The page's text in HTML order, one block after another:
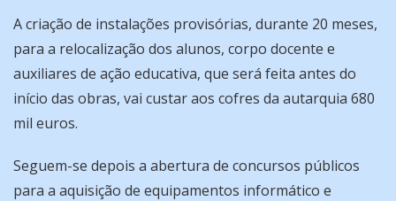
A criação de instalações provisórias, durante 20 meses,
para a relocalização dos alunos, corpo docente e
auxiliares de ação educativa, que será feita antes do
início das obras, vai custar aos cofres da autarquia 680
mil euros.
Seguem-se depois a abertura de concursos públicos
para a aquisição de equipamentos informático e